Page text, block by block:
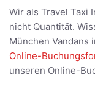
Wir als Travel Taxi
nicht Quantität.
München Vandans
Online-
unseren Online-